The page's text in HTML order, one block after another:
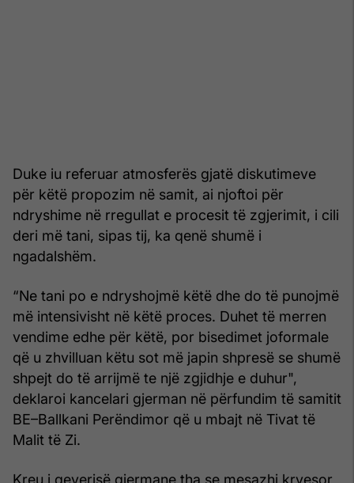
Duke iu referuar atmosferës gjatë diskutimeve
për këtë propozim në samit, ai njoftoi për
ndryshime në rregullat e procesit të zgjerimit, i cili
deri më tani, sipas tij, ka qenë shumë i
ngadalshëm.
“Ne tani po e ndryshojmë këtë dhe do të punojmë
më intensivisht në këtë proces. Duhet të merren
vendime edhe për këtë, por bisedimet joformale
që u zhvilluan këtu sot më japin shpresë se shumë
shpejt do të arrijmë te një zgjidhje e duhur",
deklaroi kancelari gjerman në përfundim të samitit
BE–Ballkani Perëndimor që u mbajt në Tivat të
Malit të Zi.
Kreu i qeverisë gjermane tha se mesazhi kryesor